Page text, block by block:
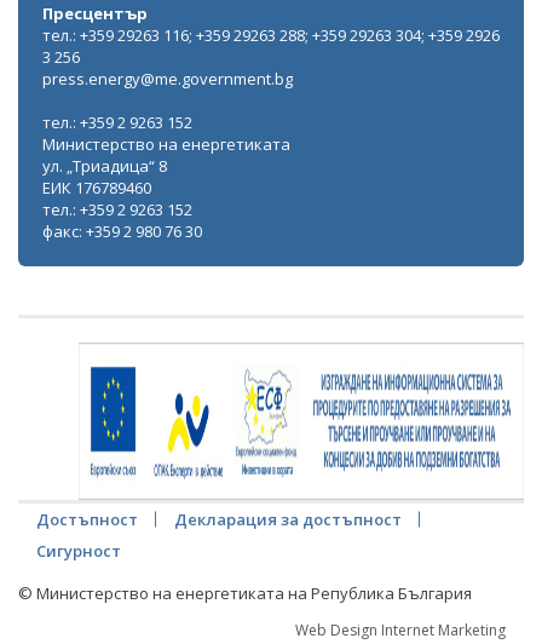
Пресцентър
тел.: +359 29263 116; +359 29263 288; +359 29263 304; +359 2926
3 256
press.energy@me.government.bg
тел.: +359 2 9263 152
Министерство на енергетиката
ул. „Триадица“ 8
ЕИК 176789460
тел.: +359 2 9263 152
факс: +359 2 980 76 30
Достъпност
Декларация за достъпност
Сигурност
© Министерство на енергетиката на Република България
Web Design Internet Marketing